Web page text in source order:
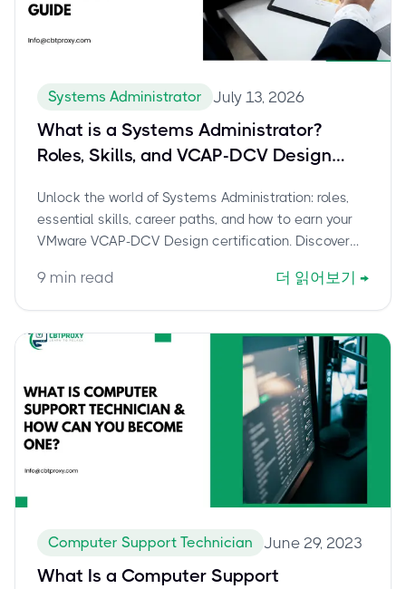
Systems Administrator July 13, 2026
What is a Systems Administrator?
Roles, Skills, and VCAP-DCV Design
Unlock the world of Systems Administration: roles,
essential skills, career paths, and how to earn your
VMware VCAP-DCV Design certification. Discover
for your 3V0-21.23 exam.
9 min read 더 읽어보기 →
Computer Support Technician June 29, 2023
What Is a Computer Support